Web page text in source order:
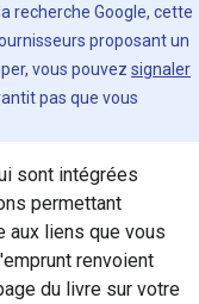
recherche Google, cette
proposant un
vous pouvez signaler
pas que vous
sont intégrées
permettant
aux liens que vous
renvoient
du livre sur votre